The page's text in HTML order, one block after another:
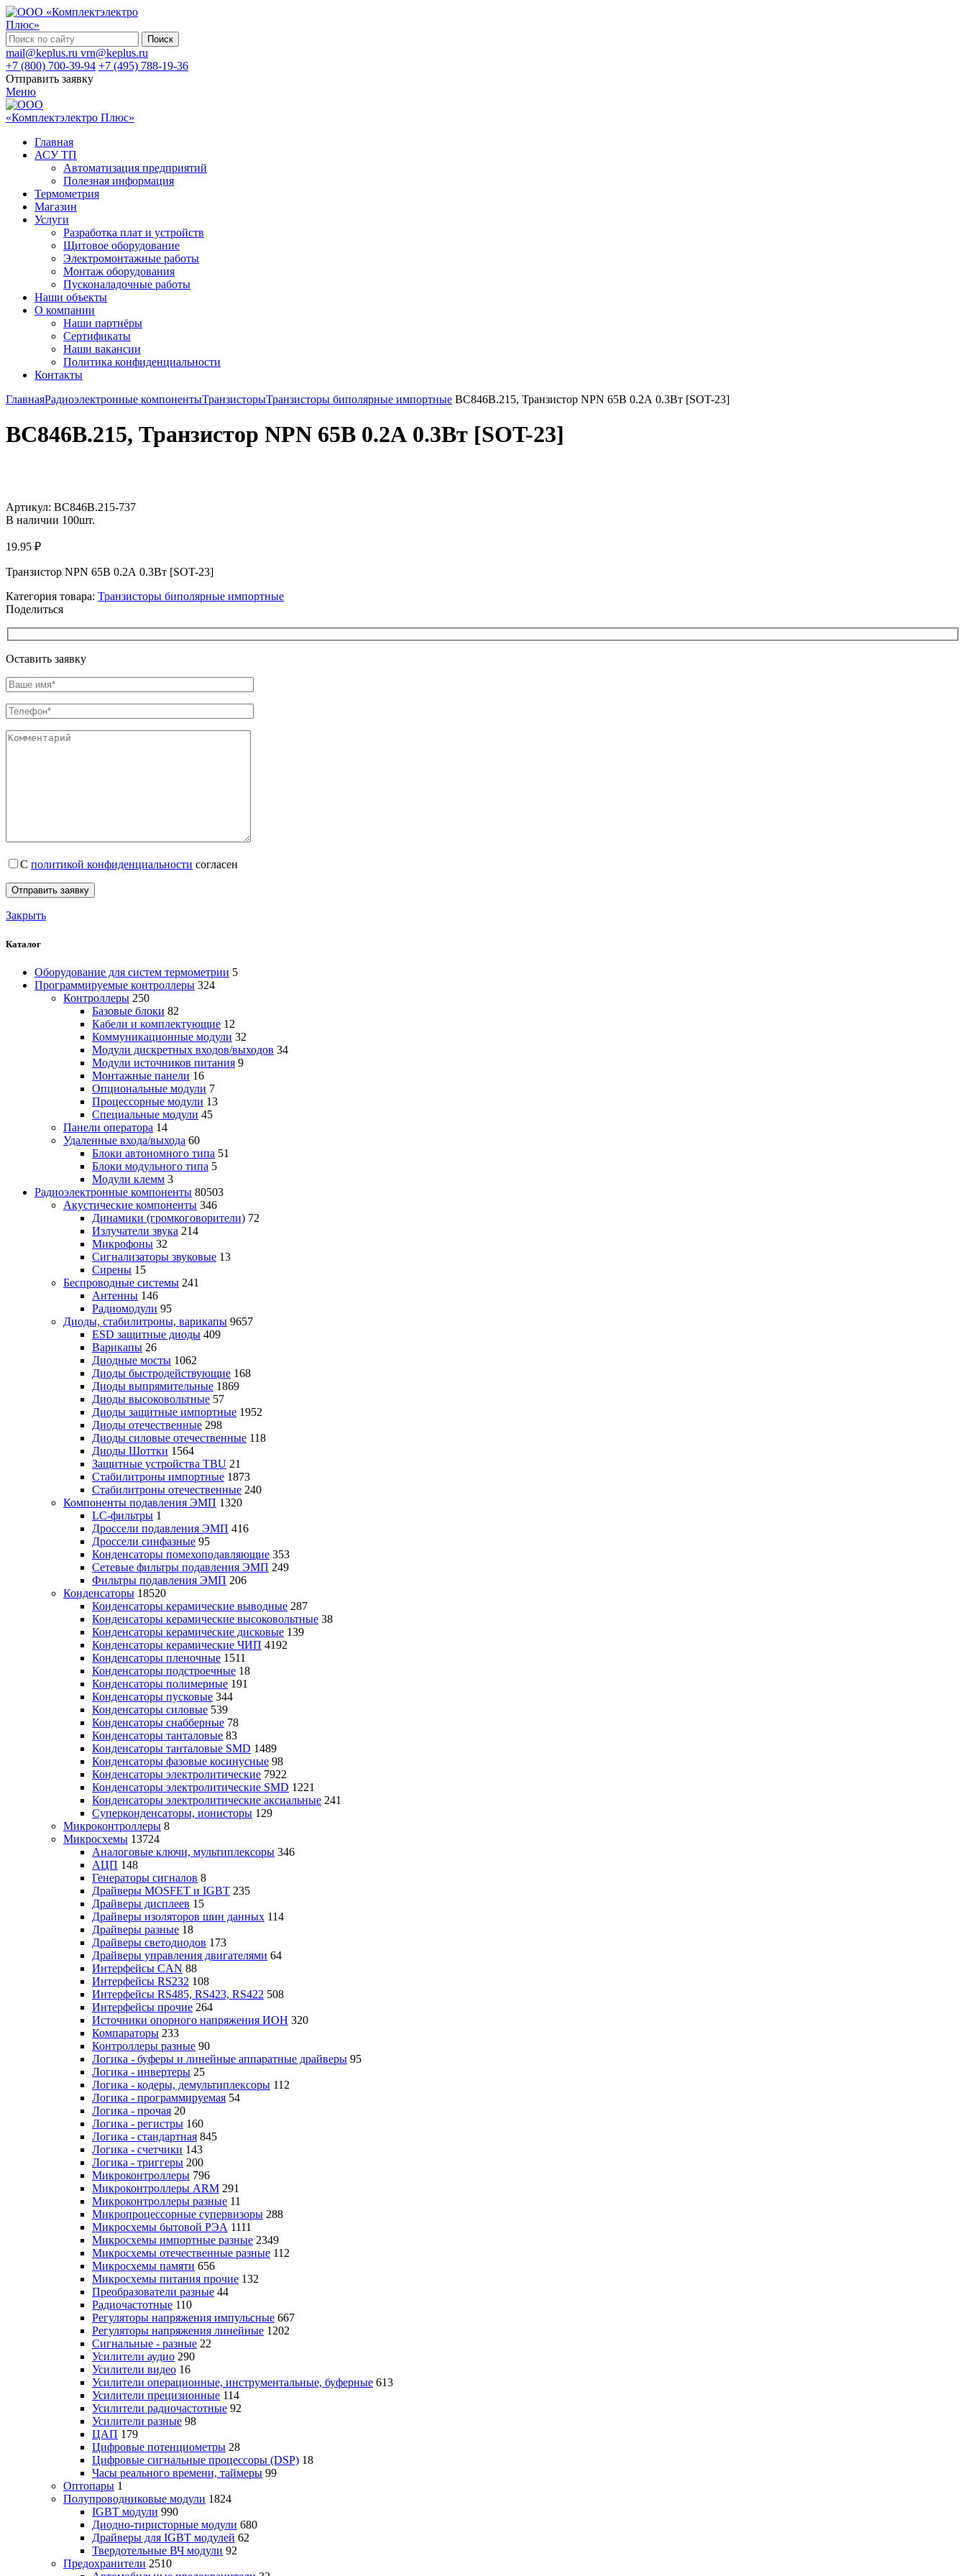
Поиск
mail@keplus.ru vrn@keplus.ru
+7 (800) 700-39-94 +7 (495) 788-19-36
Отправить заявку
Меню
Главная
АСУ ТП
Автоматизация предприятий
Полезная информация
Термометрия
Магазин
Услуги
Разработка плат и устройств
Щитовое оборудование
Электромонтажные работы
Монтаж оборудования
Пусконаладочные работы
Наши объекты
О компании
Наши партнёры
Сертификаты
Наши вакансии
Политика конфиденциальности
Контакты
ГлавнаяРадиоэлектронные компонентыТранзисторыТранзисторы биполярные импортные BC846B.215, Транзистор NPN 65В 0.2А 0.3Вт [SOT-23]
BC846B.215, Транзистор NPN 65В 0.2А 0.3Вт [SOT-23]
Артикул: BC846B.215-737
В наличии 100шт.
19.95 ₽
Транзистор NPN 65В 0.2А 0.3Вт [SOT-23]
Категория товара: Транзисторы биполярные импортные
Поделиться
Оставить заявку
С политикой конфиденциальности согласен
Закрыть
Каталог
Оборудование для систем термометрии 5
Программируемые контроллеры 324
Контроллеры 250
Базовые блоки 82
Кабели и комплектующие 12
Коммуникационные модули 32
Модули дискретных входов/выходов 34
Модули источников питания 9
Монтажные панели 16
Опциональные модули 7
Процессорные модули 13
Специальные модули 45
Панели оператора 14
Удаленные входа/выхода 60
Блоки автономного типа 51
Блоки модульного типа 5
Модули клемм 3
Радиоэлектронные компоненты 80503
Акустические компоненты 346
Динамики (громкоговорители) 72
Излучатели звука 214
Микрофоны 32
Сигнализаторы звуковые 13
Сирены 15
Беспроводные системы 241
Антенны 146
Радиомодули 95
Диоды, стабилитроны, варикапы 9657
ESD защитные диоды 409
Варикапы 26
Диодные мосты 1062
Диоды быстродействующие 168
Диоды выпрямительные 1869
Диоды высоковольтные 57
Диоды защитные импортные 1952
Диоды отечественные 298
Диоды силовые отечественные 118
Диоды Шоттки 1564
Защитные устройства TBU 21
Стабилитроны импортные 1873
Стабилитроны отечественные 240
Компоненты подавления ЭМП 1320
LC-фильтры 1
Дроссели подавления ЭМП 416
Дроссели синфазные 95
Конденсаторы помехоподавляющие 353
Сетевые фильтры подавления ЭМП 249
Фильтры подавления ЭМП 206
Конденсаторы 18520
Конденсаторы керамические выводные 287
Конденсаторы керамические высоковольтные 38
Конденсаторы керамические дисковые 139
Конденсаторы керамические ЧИП 4192
Конденсаторы пленочные 1511
Конденсаторы подстроечные 18
Конденсаторы полимерные 191
Конденсаторы пусковые 344
Конденсаторы силовые 539
Конденсаторы снабберные 78
Конденсаторы танталовые 83
Конденсаторы танталовые SMD 1489
Конденсаторы фазовые косинусные 98
Конденсаторы электролитические 7922
Конденсаторы электролитические SMD 1221
Конденсаторы электролитические аксиальные 241
Суперконденсаторы, ионисторы 129
Микроконтроллеры 8
Микросхемы 13724
Аналоговые ключи, мультиплексоры 346
АЦП 148
Генераторы сигналов 8
Драйверы MOSFET и IGBT 235
Драйверы дисплеев 15
Драйверы изоляторов шин данных 114
Драйверы разные 18
Драйверы светодиодов 173
Драйверы управления двигателями 64
Интерфейсы CAN 88
Интерфейсы RS232 108
Интерфейсы RS485, RS423, RS422 508
Интерфейсы прочие 264
Источники опорного напряжения ИОН 320
Компараторы 233
Контроллеры разные 90
Логика - буферы и линейные аппаратные драйверы 95
Логика - инвертеры 25
Логика - кодеры, демультиплексоры 112
Логика - программируемая 54
Логика - прочая 20
Логика - регистры 160
Логика - стандартная 845
Логика - счетчики 143
Логика - триггеры 200
Микроконтроллеры 796
Микроконтроллеры ARM 291
Микроконтроллеры разные 11
Микропроцессорные супервизоры 288
Микросхемы бытовой РЭА 1111
Микросхемы импортные разные 2349
Микросхемы отечественные разные 112
Микросхемы памяти 656
Микросхемы питания прочие 132
Преобразователи разные 44
Радиочастотные 110
Регуляторы напряжения импульсные 667
Регуляторы напряжения линейные 1202
Сигнальные - разные 22
Усилители аудио 290
Усилители видео 16
Усилители операционные, инструментальные, буферные 613
Усилители прецизионные 114
Усилители радиочастотные 92
Усилители разные 98
ЦАП 179
Цифровые потенциометры 28
Цифровые сигнальные процессоры (DSP) 18
Часы реального времени, таймеры 99
Оптопары 1
Полупроводниковые модули 1824
IGBT модули 990
Диодно-тиристорные модули 680
Драйверы для IGBT модулей 62
Твердотельные ВЧ модули 92
Предохранители 2510